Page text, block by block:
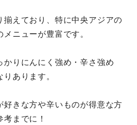
揃えており、特に中央アジアの
ニューが豊富です。
かりにんにく強め・辛さ強め
あります。
好きな方や辛いものが得意な方
までに！